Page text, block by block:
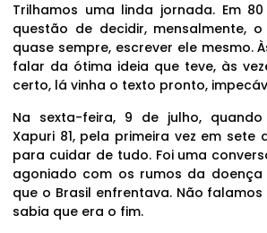
Trilhamos uma linda jornada. Em
questão de decidir, mensalmente,
quase sempre, escrever ele mesmo.
falar da ótima ideia que teve, às
certo, lá vinha o texto pronto,
Na sexta-feira, 9 de julho,
Xapuri 81, pela primeira vez em sete
para cuidar de tudo. Foi uma
agoniado com os rumos da
que o Brasil enfrentava. Não
sabia que era o fim.